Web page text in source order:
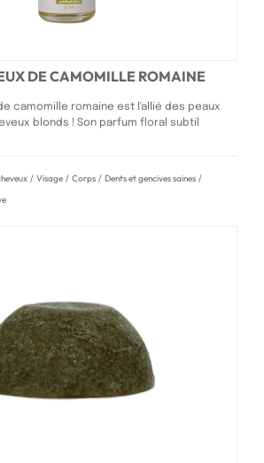
DE CAMOMILLE ROMAINE
camomille romaine est l'allié des peaux
blonds ! Son parfum floral subtil
/ Visage / Corps / Dents et gencives saines /